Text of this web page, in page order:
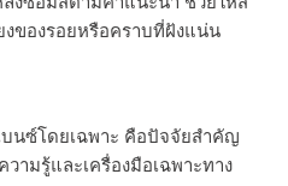
ของรอยหรือคราบที่ฝังแน่น
บนซ์โดยเฉพาะ คือปัจจัยสำคัญ
ามรู้และเครื่องมือเฉพาะทาง